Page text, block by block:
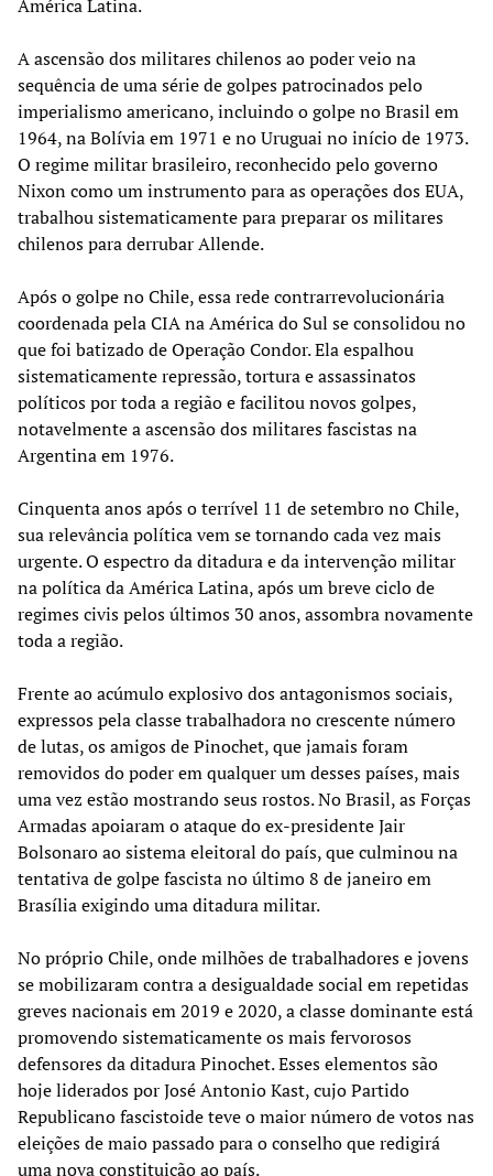
América Latina.
A ascensão dos militares chilenos ao poder veio na
sequência de uma série de golpes patrocinados pelo
imperialismo americano, incluindo o golpe no Brasil em
1964, na Bolívia em 1971 e no Uruguai no início de 1973.
O regime militar brasileiro, reconhecido pelo governo
Nixon como um instrumento para as operações dos EUA,
trabalhou sistematicamente para preparar os militares
chilenos para derrubar Allende.
Após o golpe no Chile, essa rede contrarrevolucionária
coordenada pela CIA na América do Sul se consolidou no
que foi batizado de Operação Condor. Ela espalhou
sistematicamente repressão, tortura e assassinatos
políticos por toda a região e facilitou novos golpes,
notavelmente a ascensão dos militares fascistas na
Argentina em 1976.
Cinquenta anos após o terrível 11 de setembro no Chile,
sua relevância política vem se tornando cada vez mais
urgente. O espectro da ditadura e da intervenção militar
na política da América Latina, após um breve ciclo de
regimes civis pelos últimos 30 anos, assombra novamente
toda a região.
Frente ao acúmulo explosivo dos antagonismos sociais,
expressos pela classe trabalhadora no crescente número
de lutas, os amigos de Pinochet, que jamais foram
removidos do poder em qualquer um desses países, mais
uma vez estão mostrando seus rostos. No Brasil, as Forças
Armadas apoiaram o ataque do ex-presidente Jair
Bolsonaro ao sistema eleitoral do país, que culminou na
tentativa de golpe fascista no último 8 de janeiro em
Brasília exigindo uma ditadura militar.
No próprio Chile, onde milhões de trabalhadores e jovens
se mobilizaram contra a desigualdade social em repetidas
greves nacionais em 2019 e 2020, a classe dominante está
promovendo sistematicamente os mais fervorosos
defensores da ditadura Pinochet. Esses elementos são
hoje liderados por José Antonio Kast, cujo Partido
Republicano fascistoide teve o maior número de votos nas
eleições de maio passado para o conselho que redigirá
uma nova constituição ao país.